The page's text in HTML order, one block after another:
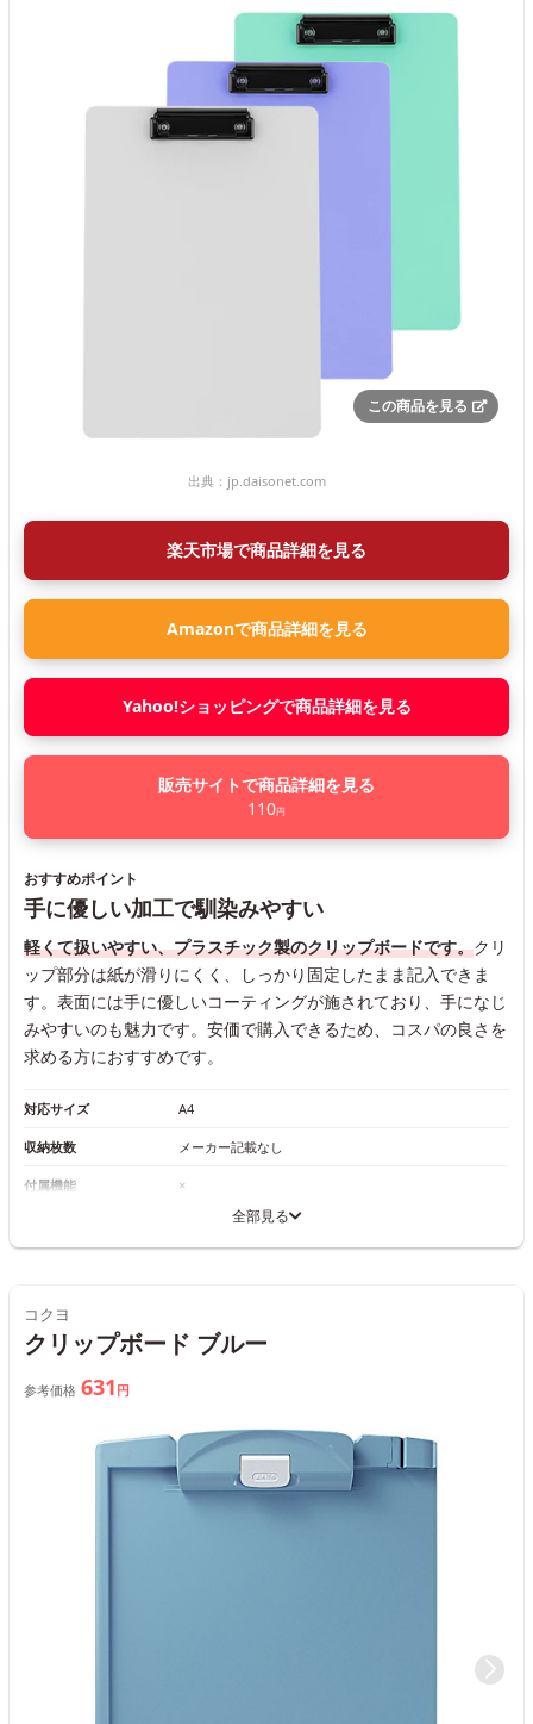
この商品を見る
出典： jp.daisonet.com
楽天市場で商品詳細を見る
Amazonで商品詳細を見る
Yahoo!ショッピングで商品詳細を見る
販売サイトで商品詳細を見る
110円
おすすめポイント
手に優しい加工で馴染みやすい
軽くて扱いやすい、プラスチック製のクリップボードです。クリ
ップ部分は紙が滑りにくく、しっかり固定したまま記入できま
す。表面には手に優しいコーティングが施されており、手になじ
みやすいのも魅力です。安価で購入できるため、コスパの良さを
求める方におすすめです。
対応サイズ A4
収納枚数 メーカー記載なし
付属機能 ×
全部見る
コクヨ
クリップボード ブルー
参考価格 631 円